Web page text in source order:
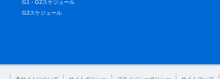
G1・G2スケジュール
G3スケジュール